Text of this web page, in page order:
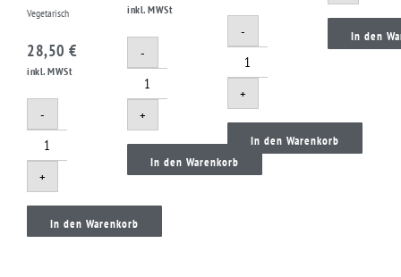
Vegetarisch
28,50 €
inkl. MWSt
-
+
In den Warenkorb
inkl. MWSt
-
+
In den Warenkorb
-
+
In den Warenkorb
In den